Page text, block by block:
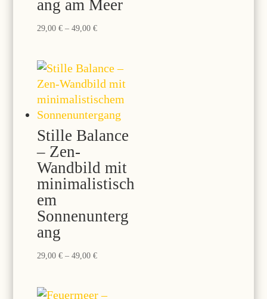
ang am Meer
29,00€ –49,00€Preisspanne:
49,00 €
Stille Balance
– Zen-
Wandbild mit
minimalistisch
em
Sonnenunterg
ang
29,00€ –49,00€Preisspanne: